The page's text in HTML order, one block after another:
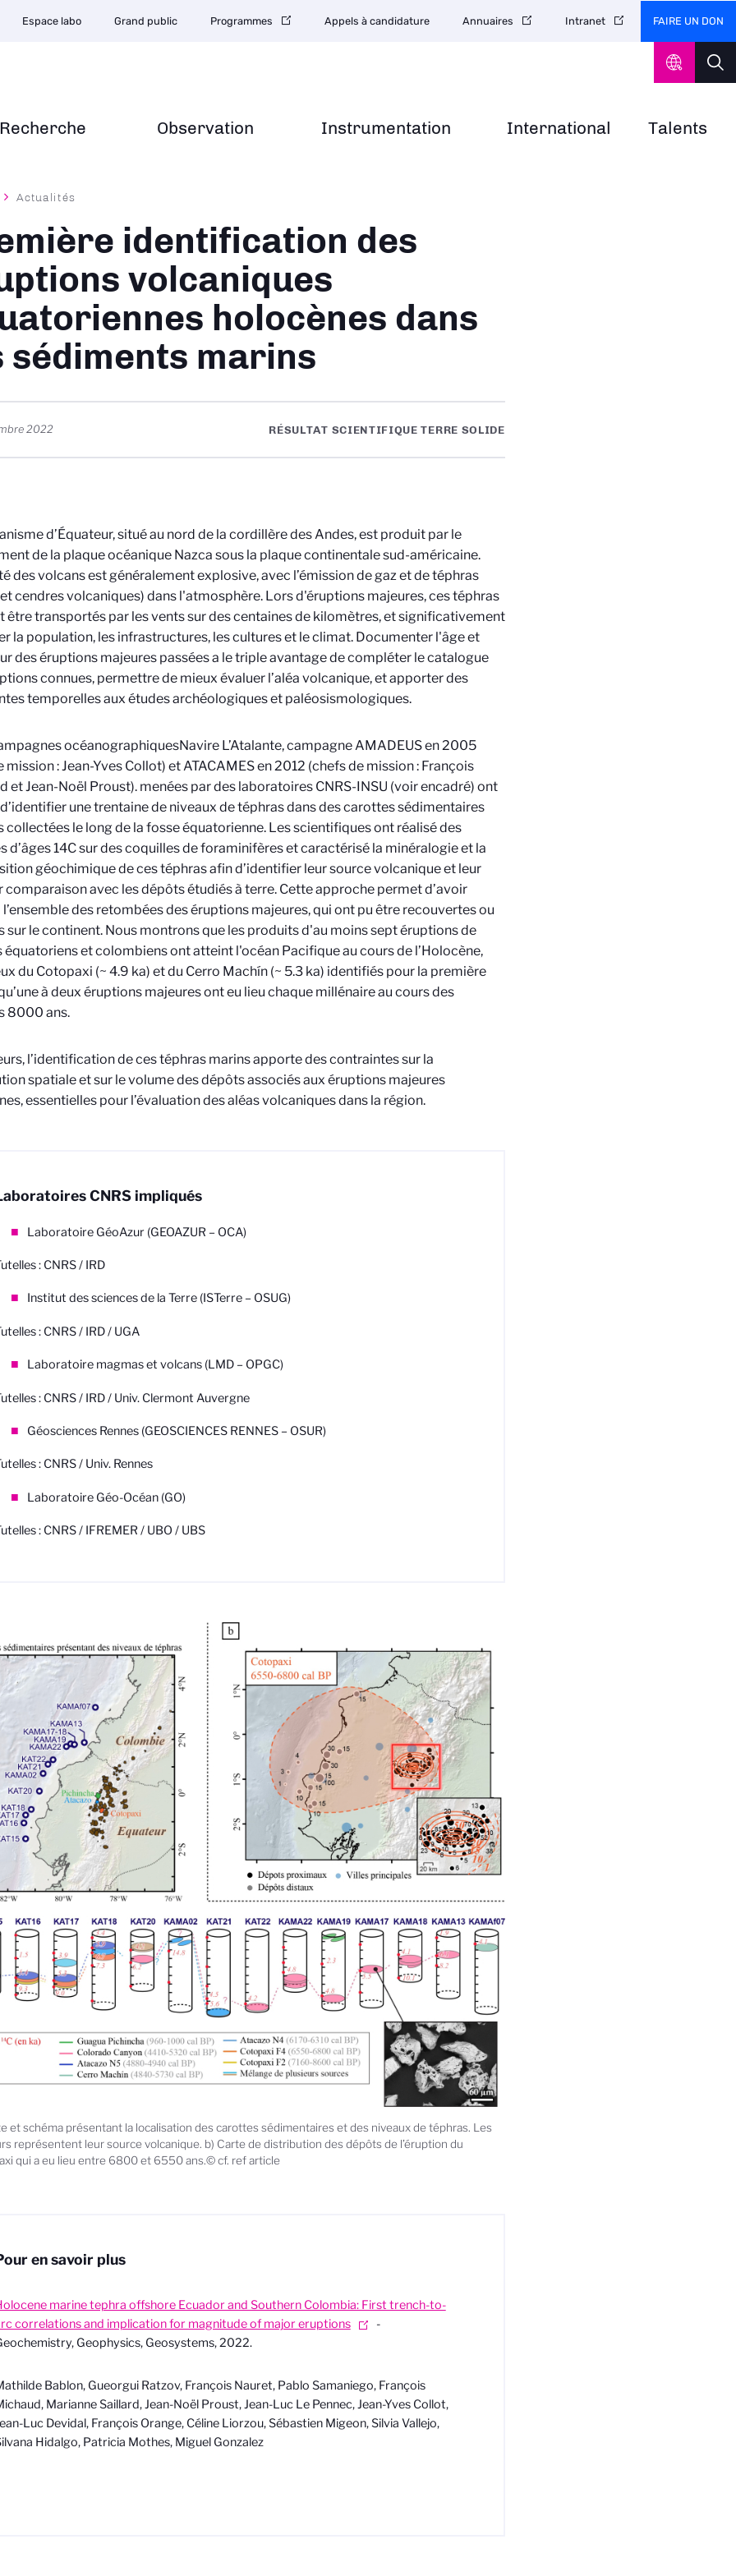
Recherche Observation Instrumentation International Talents
Espace labo Grand public Programmes Appels à candidature Annuaires Intranet FAIRE UN DON
Actualités
identification des
volcaniques
holocènes dans
sédiments marins
2022 RÉSULTAT SCIENTIFIQUE TERRE SOLIDE
d’Équateur, situé au nord de la cordillère des Andes, est produit par le
de la plaque océanique Nazca sous la plaque continentale sud-américaine.
des volcans est généralement explosive, avec l’émission de gaz et de téphras
cendres volcaniques) dans l'atmosphère. Lors d'éruptions majeures, ces téphras
être transportés par les vents sur des centaines de kilomètres, et significativement
la population, les infrastructures, les cultures et le climat. Documenter l'âge et
des éruptions majeures passées a le triple avantage de compléter le catalogue
connues, permettre de mieux évaluer l’aléa volcanique, et apporter des
temporelles aux études archéologiques et paléosismologiques.
océanographiquesNavire L’Atalante, campagne AMADEUS en 2005
mission : Jean-Yves Collot) et ATACAMES en 2012 (chefs de mission : François
et Jean-Noël Proust).menées par des laboratoires CNRS-INSU (voir encadré) ont
une trentaine de niveaux de téphras dans des carottes sédimentaires
collectées le long de la fosse équatorienne. Les scientifiques ont réalisé des
d’âges 14C sur des coquilles de foraminifères et caractérisé la minéralogie et la
géochimique de ces téphras afin d’identifier leur source volcanique et leur
comparaison avec les dépôts étudiés à terre. Cette approche permet d’avoir
l’ensemble des retombées des éruptions majeures, qui ont pu être recouvertes ou
sur le continent. Nous montrons que les produits d'au moins sept éruptions de
équatoriens et colombiens ont atteint l'océan Pacifique au cours de l’Holocène,
du Cotopaxi (~ 4.9 ka) et du Cerro Machín (~ 5.3 ka) identifiés pour la première
à deux éruptions majeures ont eu lieu chaque millénaire au cours des
8000 ans.
l’identification de ces téphras marins apporte des contraintes sur la
spatiale et sur le volume des dépôts associés aux éruptions majeures
essentielles pour l’évaluation des aléas volcaniques dans la région.
CNRS impliqués
Laboratoire GéoAzur (GEOAZUR – OCA)
: CNRS / IRD
Institut des sciences de la Terre (ISTerre – OSUG)
: CNRS / IRD / UGA
Laboratoire magmas et volcans (LMD – OPGC)
: CNRS / IRD / Univ. Clermont Auvergne
Géosciences Rennes (GEOSCIENCES RENNES – OSUR)
: CNRS / Univ. Rennes
Laboratoire Géo-Océan (GO)
: CNRS / IFREMER / UBO / UBS
et schéma présentant la localisation des carottes sédimentaires et des niveaux de téphras. Les
représentent leur source volcanique. b) Carte de distribution des dépôts de l’éruption du
qui a eu lieu entre 6800 et 6550 ans.© cf. ref article
en savoir plus
marine tephra offshore Ecuador and Southern Colombia: First trench-to-
correlations and implication for magnitude of major eruptions
-
Geophysics, Geosystems, 2022.
Bablon, Gueorgui Ratzov, François Nauret, Pablo Samaniego, François
Marianne Saillard, Jean-Noël Proust, Jean-Luc Le Pennec, Jean-Yves Collot,
Luc Devidal, François Orange, Céline Liorzou, Sébastien Migeon, Silvia Vallejo,
Hidalgo, Patricia Mothes, Miguel Gonzalez